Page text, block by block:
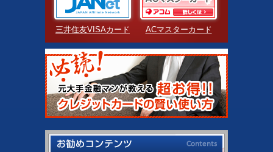
三井住友VISAカード ACマスターカード